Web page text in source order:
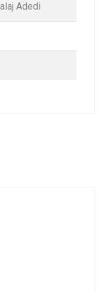
Adedi